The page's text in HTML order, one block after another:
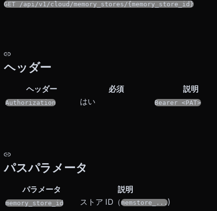
GET /api/v1/cloud/memory_stores/{memory_store_id}
ヘッダー
ヘッダー 必須 説明
Authorization はい Bearer <PAT>
パスパラメータ
パラメータ 説明
memory_store_id ストア ID（memstore_...)